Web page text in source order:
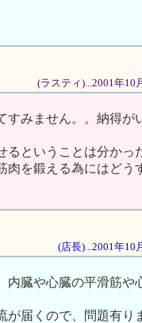
(ラスティ)...2001年10
みません。。納得が
るということは分かっ
を鍛える為にはどう
(店長)...2001年10
内臓や心臓の平滑筋や
届くので、問題有り